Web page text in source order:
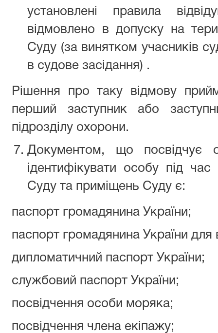
установлені правила
відмовлено в допуску на
Суду (за винятком учасників
в судове засідання) .
Рішення про таку відмову
перший заступник або
підрозділу охорони.
Документом, що посвідчує
ідентифікувати особу під
Суду та приміщень Суду є:
паспорт громадянина України;
паспорт громадянина України для
дипломатичний паспорт України;
службовий паспорт України;
посвідчення особи моряка;
посвідчення члена екіпажу;